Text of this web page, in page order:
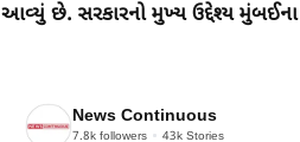
આવ્યું છે. સરકારનો મુખ્ય ઉદ્દેશ્ય
News Continuous
7.8k followers 43k Stories